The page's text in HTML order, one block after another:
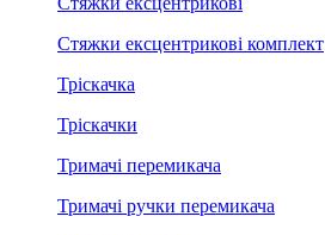
Стяжки ексцентрикові комплект
Тріскачка
Тріскачки
Тримачі перемикача
Тримачі ручки перемикача